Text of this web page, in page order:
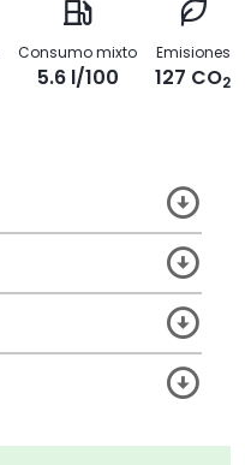
Consumo mixto
5.6 l/100
Emisiones
127 CO2